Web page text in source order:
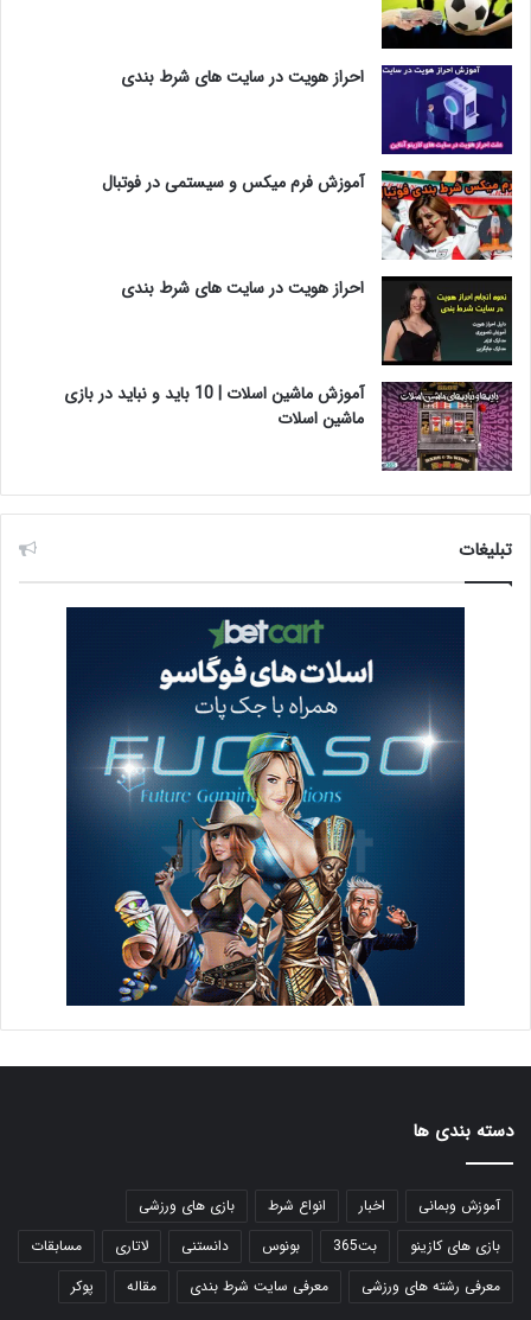
احراز هویت در سایت های شرط بندی
آموزش فرم میکس و سیستمی در فوتبال
احراز هویت در سایت های شرط بندی
آموزش ماشین اسلات | 10 باید و نباید در بازی
ماشین اسلات
تبلیغات
دسته بندی ها
آموزش وبمانی اخبار انواع شرط
بازی های ورزشی
بازی های کازینو
بت365 بونوس دانستنی لاتاری
مسابقات
معرفی رشته های ورزشی
معرفی سایت شرط بندی مقاله پوکر